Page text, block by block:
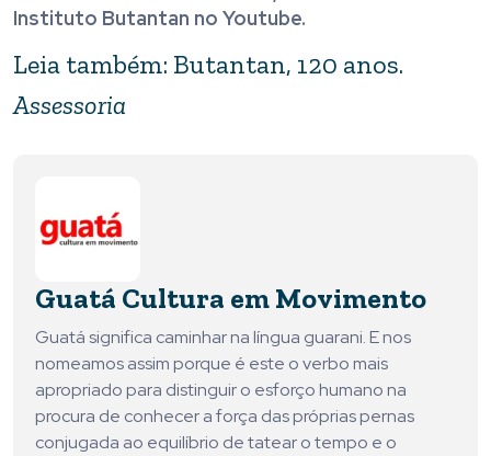
Instituto Butantan no Youtube.
Leia também: Butantan, 120 anos.
Assessoria
Guatá Cultura em Movimento
Guatá significa caminhar na língua guarani. E nos
nomeamos assim porque é este o verbo mais
apropriado para distinguir o esforço humano na
procura de conhecer a força das próprias pernas
conjugada ao equilíbrio de tatear o tempo e o